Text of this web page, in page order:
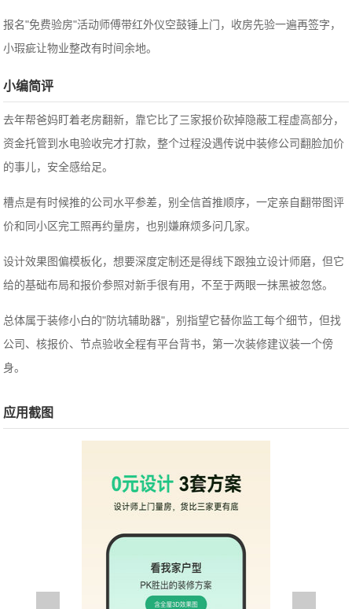
报名"免费验房"活动师傅带红外仪空鼓锤上门，收房先验一遍再签字，
小瑕疵让物业整改有时间余地。
小编简评
去年帮爸妈盯着老房翻新，靠它比了三家报价砍掉隐蔽工程虚高部分，
资金托管到水电验收完才打款，整个过程没遇传说中装修公司翻脸加价
的事儿，安全感给足。
槽点是有时候推的公司水平参差，别全信首推顺序，一定亲自翻带图评
价和同小区完工照再约量房，也别嫌麻烦多问几家。
设计效果图偏模板化，想要深度定制还是得线下跟独立设计师磨，但它
给的基础布局和报价参照对新手很有用，不至于两眼一抹黑被忽悠。
总体属于装修小白的"防坑辅助器"，别指望它替你监工每个细节，但找
公司、核报价、节点验收全程有平台背书，第一次装修建议装一个傍
身。
应用截图